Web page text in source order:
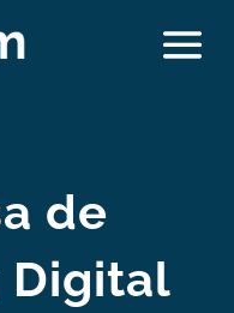
de
Digital